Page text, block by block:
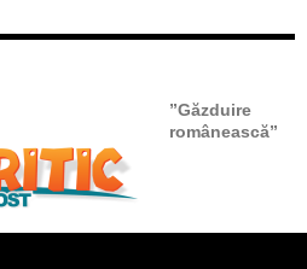
”Găzduire
românească”